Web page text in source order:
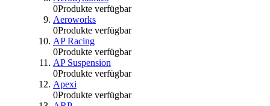
0Produkte verfügbar
Aeroworks
0Produkte verfügbar
AP Racing
0Produkte verfügbar
AP Suspension
0Produkte verfügbar
Apexi
0Produkte verfügbar